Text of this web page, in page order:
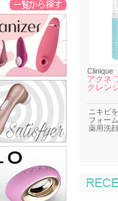
Clinique
アクネ
クレン
ニキビ
フォー
薬用洗